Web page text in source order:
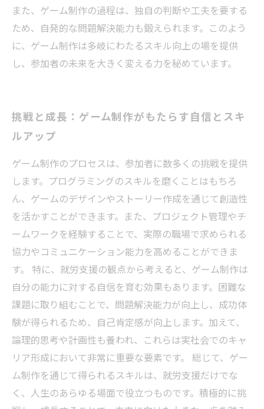
また、ゲーム制作の過程は、独自の判断や工夫を要する
ため、自発的な問題解決能力も鍛えられます。このよう
に、ゲーム制作は多岐にわたるスキル向上の場を提供
し、参加者の未来を大きく変える力を秘めています。
挑戦と成長：ゲーム制作がもたらす自信とスキ
ルアップ
ゲーム制作のプロセスは、参加者に数多くの挑戦を提供
します。プログラミングのスキルを磨くことはもちろ
ん、ゲームのデザインやストーリー作成を通じて創造性
を活かすことができます。また、プロジェクト管理やチ
ームワークを経験することで、実際の職場で求められる
協力やコミュニケーション能力を高めることができま
す。 特に、就労支援の観点から考えると、ゲーム制作は
自分の能力に対する自信を育む効果もあります。困難な
課題に取り組むことで、問題解決能力が向上し、成功体
験が得られるため、自己肯定感が向上します。加えて、
論理的思考や計画性も養われ、これらは実社会でのキャ
リア形成において非常に重要な要素です。 総じて、ゲー
ム制作を通じて得られるスキルは、就労支援だけでな
く、人生のあらゆる場面で役立つものです。積極的に挑